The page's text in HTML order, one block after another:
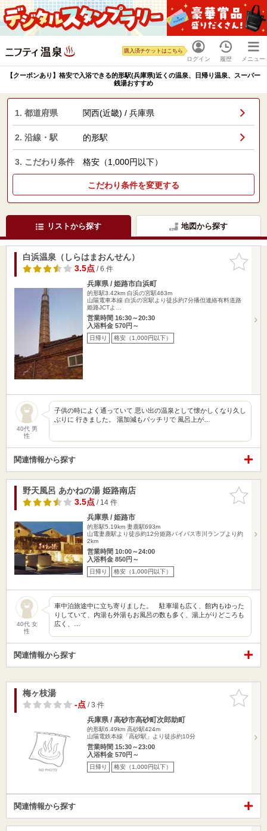
ログイン
購入済チケットはこちら
履歴 メニュー
【クーポンあり】格安で入浴できる的形駅(兵庫県)近くの温泉、日帰り温泉、スーパー
銭湯おすすめ
1. 都道府県 関西(近畿) / 兵庫県
2. 沿線・駅 的形駅
3. こだわり条件 格安（1,000円以下）
こだわり条件を変更する
リストから探す 地図から探す
お気に入
りに追加
白浜温泉（しらはまおんせん）
3.5点/ 6 件
兵庫県 / 姫路市白浜町
的形駅3.42km 白浜の宮駅463m
山陽電車本線 白浜の宮駅より徒歩約7分播但連絡有料道路
姫路JCTよ…
営業時間 16:30～20:30
入浴料金 570円～
日帰り 格安（1,000円以下）
40代 男
性
子供の時によく通っていて 思い出の温泉として懐かしくなり久し
ぶりに 行きました。 湯加減もバッチリで 風呂上が…
関連情報から探す
お気に入
りに追加
野天風呂 あかねの湯 姫路南店
3.5点/ 14 件
兵庫県 / 姫路市
的形駅5.19km 妻鹿駅693m
山電妻鹿駅より徒歩約12分姫路バイパス市川ランプより約
2km
営業時間 10:00～24:00
入浴料金 850円～
日帰り 格安（1,000円以下）
40代 女
性
車中泊旅途中に立ち寄りました。 駐車場も広く、館内もゆった
りしていて、内湯も外湯もお風呂の数も多く、湯上がりどころも
広く、…
関連情報から探す
お気に入
りに追加
梅ヶ枝湯
-点/ 3 件
兵庫県 / 高砂市高砂町次郎助町
的形駅6.49km 高砂駅424m
山陽電鉄本線「高砂駅」より徒歩約10分
営業時間 15:30～23:00
入浴料金 570円～
日帰り 格安（1,000円以下）
関連情報から探す